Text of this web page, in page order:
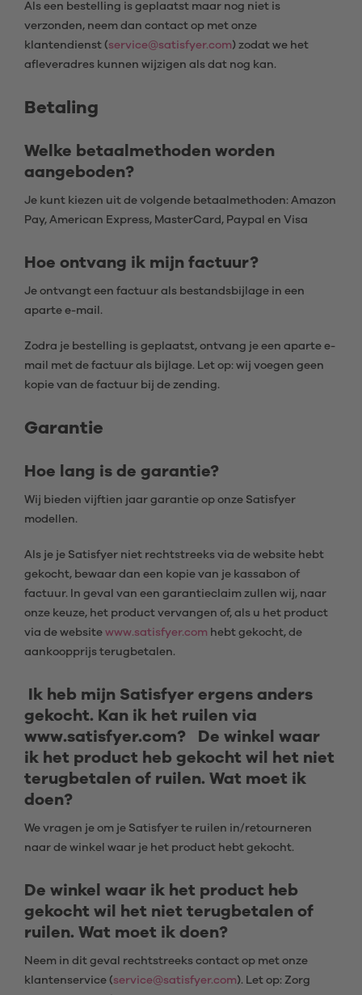
Als een bestelling is geplaatst maar nog niet is
verzonden, neem dan contact op met onze
klantendienst (service@satisfyer.com) zodat we het
afleveradres kunnen wijzigen als dat nog kan.
Betaling
Welke betaalmethoden worden
aangeboden?
Je kunt kiezen uit de volgende betaalmethoden: Amazon
Pay, American Express, MasterCard, Paypal en Visa
Hoe ontvang ik mijn factuur?
Je ontvangt een factuur als bestandsbijlage in een
aparte e-mail.
Zodra je bestelling is geplaatst, ontvang je een aparte e-
mail met de factuur als bijlage. Let op: wij voegen geen
kopie van de factuur bij de zending.
Garantie
Hoe lang is de garantie?
Wij bieden vijftien jaar garantie op onze Satisfyer
modellen.
Als je je Satisfyer niet rechtstreeks via de website hebt
gekocht, bewaar dan een kopie van je kassabon of
factuur. In geval van een garantieclaim zullen wij, naar
onze keuze, het product vervangen of, als u het product
via de website www.satisfyer.com hebt gekocht, de
aankoopprijs terugbetalen.
Ik heb mijn Satisfyer ergens anders
gekocht. Kan ik het ruilen via
www.satisfyer.com? De winkel waar
ik het product heb gekocht wil het niet
terugbetalen of ruilen. Wat moet ik
doen?
We vragen je om je Satisfyer te ruilen in/retourneren
naar de winkel waar je het product hebt gekocht.
De winkel waar ik het product heb
gekocht wil het niet terugbetalen of
ruilen. Wat moet ik doen?
Neem in dit geval rechtstreeks contact op met onze
klantenservice (service@satisfyer.com). Let op: Zorg